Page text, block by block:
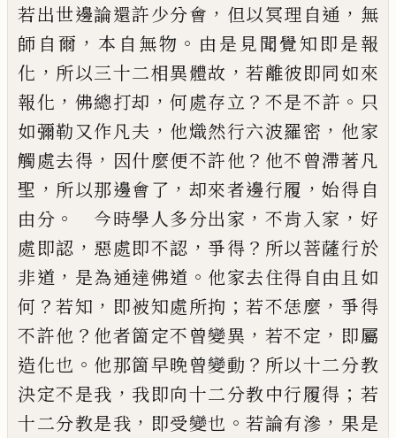
若出世邊論還許少分會 ， 但以冥理自通 ， 無
師自爾 ，本自無物 。 由是見聞覺知即是報
化 ， 所以三十二相異體故 ，若離彼即同如來
報化 ， 佛總打却 ，何處存立 ？ 不是不許 。 只
如彌勒又作凡夫 ， 他熾然行六波羅密 ， 他家
觸處去得 ， 因什麼便不許他 ？ 他不曾滯著凡
聖 ， 所以那邊會了 ， 却來者邊行履 ，始得自
由分 。 今時學人多分出家 ， 不肯入家 ， 好
處即認 ， 惡處即不認 ，爭得 ？ 所以菩薩行於
非道 ， 是為通達佛道 。 他家去住得自由且如
何 ？若知 ， 即被知處所拘 ； 若不恁麼 ， 爭得
不許他 ？ 他者箇定不曾變異 ， 若不定 ， 即屬
造化也 。 他那箇早晚曾變動 ？ 所以十二分教
決定不是我 ， 我即向十二分教中行履得 ； 若
十二分教是我 ， 即受變也 。若論有滲 ， 果是